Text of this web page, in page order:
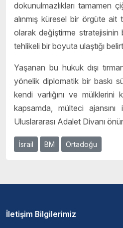
dokunulmazlıkları tamamen
alınmış küresel bir örgüte
olarak değiştirme stratejisinin
tehlikeli bir boyuta ulaştığı
Yaşanan bu hukuk dışı
yönelik diplomatik bir baskı
kendi varlığını ve mülklerini
kapsamda, mülteci
Uluslararası Adalet Divanı
İsrail BM Ortadoğu
İletişim Bilgilerimiz